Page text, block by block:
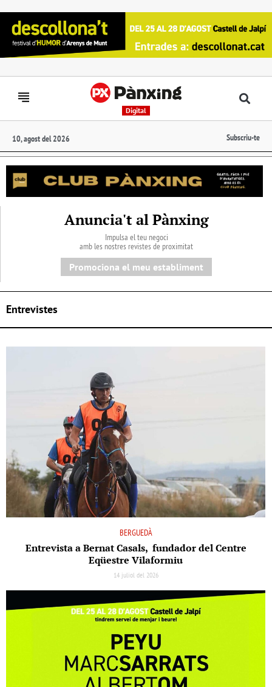
Digital
10, agost del 2026 Subscriu-te
Anuncia't al Pànxing
Impulsa el teu negoci
amb les nostres revistes de proximitat
Promociona el meu establiment
Entrevistes
BERGUEDÀ
Entrevista a Bernat Casals, fundador del Centre
Eqüestre Vilaformiu
14 juliol del 2026